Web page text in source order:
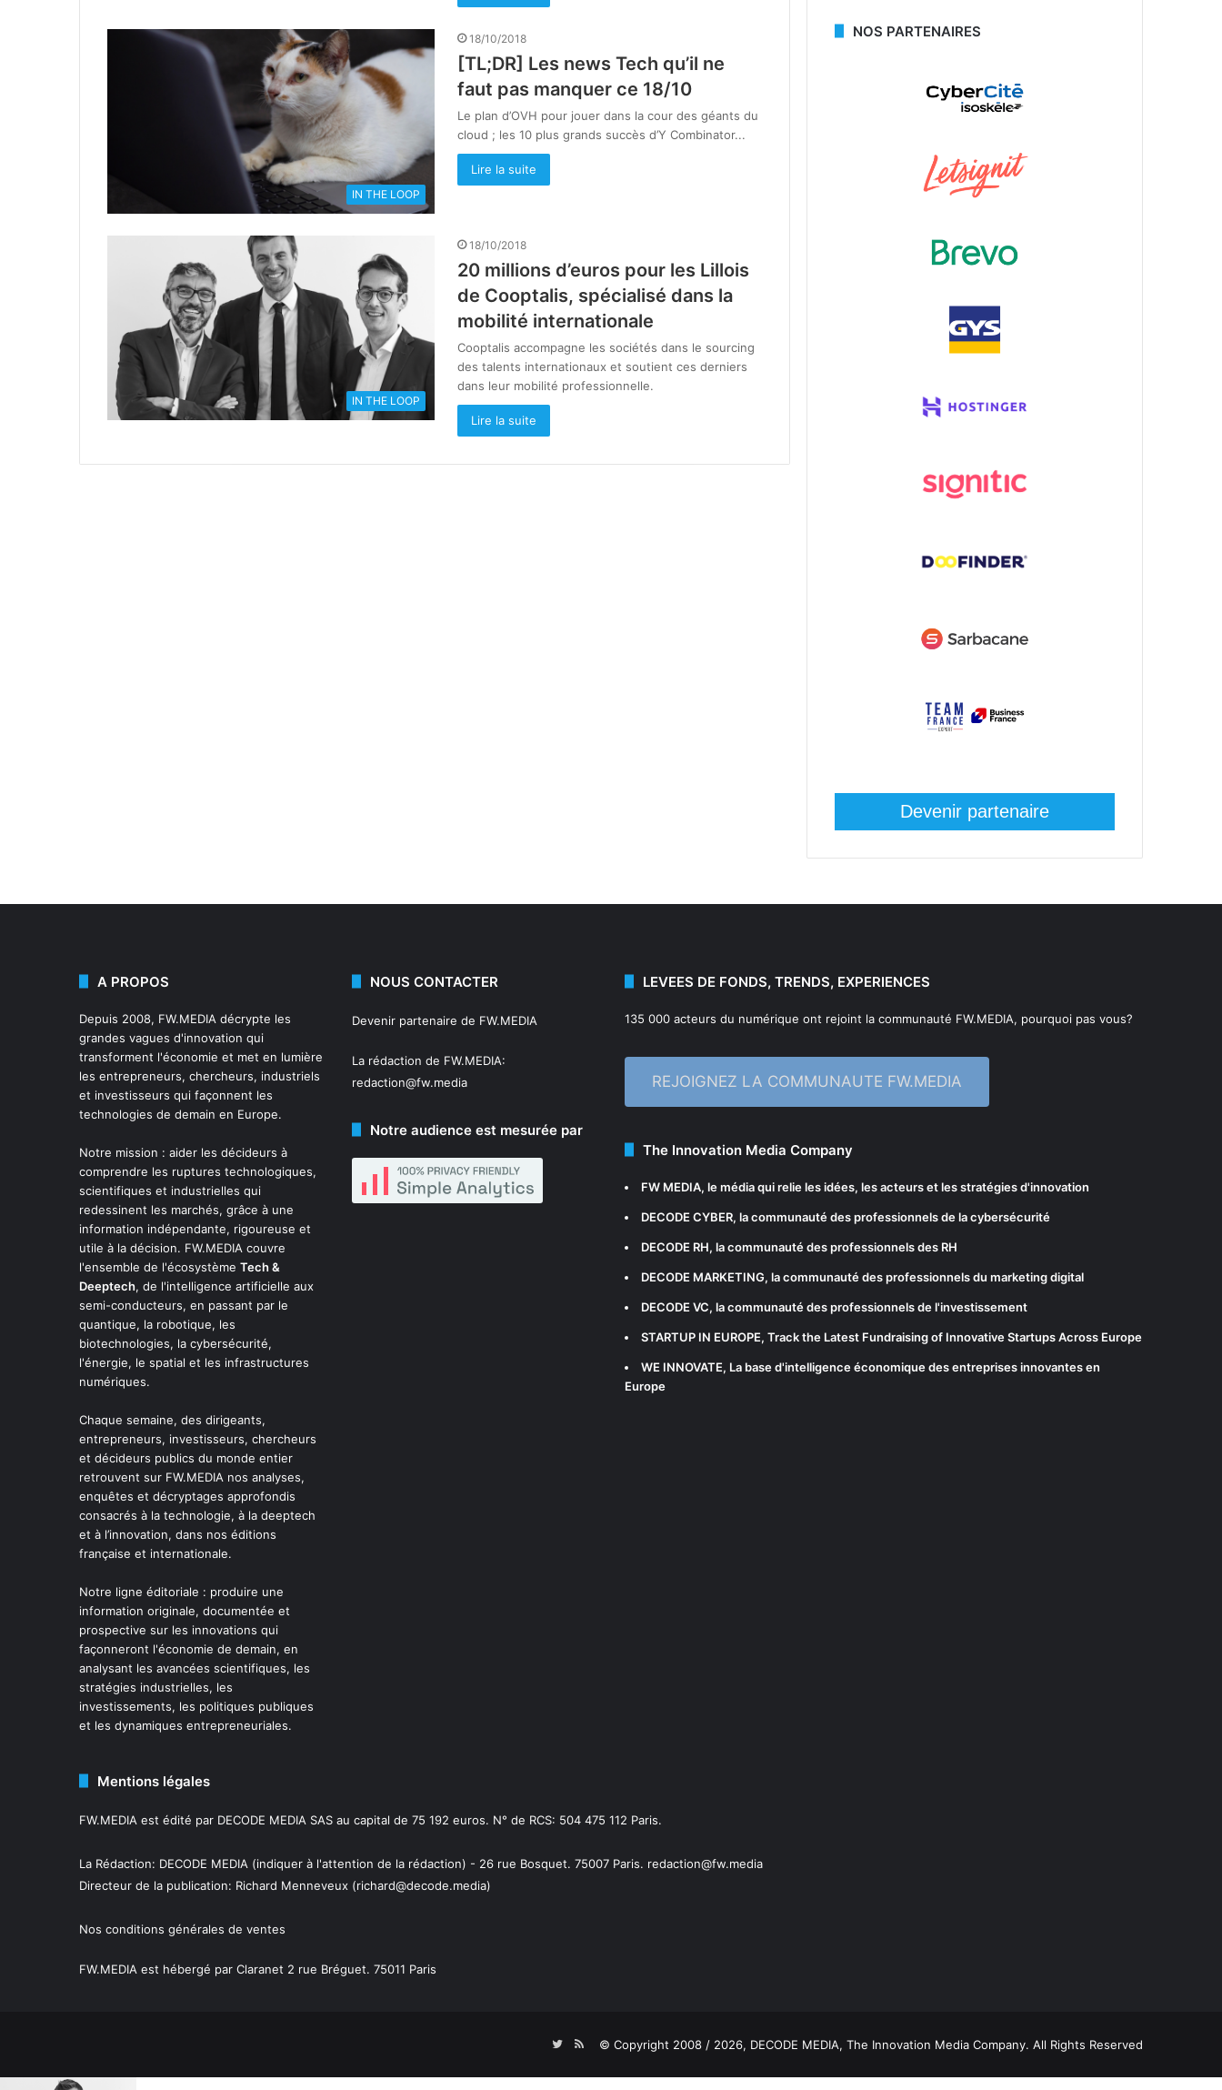
IN THE LOOP
18/10/2018
[TL;DR] Les news Tech qu’il ne
faut pas manquer ce 18/10
Le plan d’OVH pour jouer dans la cour des géants du
cloud ; les 10 plus grands succès d’Y Combinator...
Lire la suite
IN THE LOOP
18/10/2018
20 millions d’euros pour les Lillois
de Cooptalis, spécialisé dans la
mobilité internationale
Cooptalis accompagne les sociétés dans le sourcing
des talents internationaux et soutient ces derniers
dans leur mobilité professionnelle.
Lire la suite
NOS PARTENAIRES
Devenir partenaire
A PROPOS
Depuis 2008, FW.MEDIA décrypte les
grandes vagues d'innovation qui
transforment l'économie et met en lumière
les entrepreneurs, chercheurs, industriels
et investisseurs qui façonnent les
technologies de demain en Europe.
Notre mission : aider les décideurs à
comprendre les ruptures technologiques,
scientifiques et industrielles qui
redessinent les marchés, grâce à une
information indépendante, rigoureuse et
utile à la décision. FW.MEDIA couvre
l'ensemble de l'écosystème Tech &
Deeptech, de l'intelligence artificielle aux
semi-conducteurs, en passant par le
quantique, la robotique, les
biotechnologies, la cybersécurité,
l'énergie, le spatial et les infrastructures
numériques.
Chaque semaine, des dirigeants,
entrepreneurs, investisseurs, chercheurs
et décideurs publics du monde entier
retrouvent sur FW.MEDIA nos analyses,
enquêtes et décryptages approfondis
consacrés à la technologie, à la deeptech
et à l’innovation, dans nos éditions
française et internationale.
Notre ligne éditoriale : produire une
information originale, documentée et
prospective sur les innovations qui
façonneront l'économie de demain, en
analysant les avancées scientifiques, les
stratégies industrielles, les
investissements, les politiques publiques
et les dynamiques entrepreneuriales.
NOUS CONTACTER
Devenir partenaire de FW.MEDIA
La rédaction de FW.MEDIA:
redaction@fw.media
Notre audience est mesurée par
LEVEES DE FONDS, TRENDS, EXPERIENCES
135 000 acteurs du numérique ont rejoint la communauté FW.MEDIA, pourquoi pas vous?
REJOIGNEZ LA COMMUNAUTE FW.MEDIA
The Innovation Media Company
FW MEDIA, le média qui relie les idées, les acteurs et les stratégies d'innovation
DECODE CYBER, la communauté des professionnels de la cybersécurité
DECODE RH, la communauté des professionnels des RH
DECODE MARKETING, la communauté des professionnels du marketing digital
DECODE VC, la communauté des professionnels de l'investissement
STARTUP IN EUROPE, Track the Latest Fundraising of Innovative Startups Across Europe
WE INNOVATE, La base d'intelligence économique des entreprises innovantes en
Europe
Mentions légales
FW.MEDIA est édité par DECODE MEDIA SAS au capital de 75 192 euros. N° de RCS: 504 475 112 Paris.
La Rédaction: DECODE MEDIA (indiquer à l'attention de la rédaction) - 26 rue Bosquet. 75007 Paris. redaction@fw.media
Directeur de la publication: Richard Menneveux (richard@decode.media)
Nos conditions générales de ventes
FW.MEDIA est hébergé par Claranet 2 rue Bréguet. 75011 Paris
© Copyright 2008 / 2026, DECODE MEDIA, The Innovation Media Company. All Rights Reserved
Twitter
RSS